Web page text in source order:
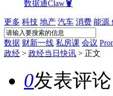
数据通Claw🦞
更多 科技 地产 汽车 消费 能源
数据 财新一线 私房课 会议
政经 > 政经当日快讯 > 正文
0发表评论